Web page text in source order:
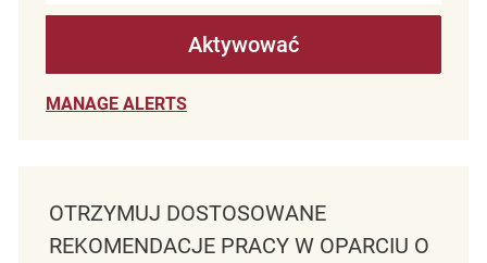
Aktywować
MANAGE ALERTS
OTRZYMUJ DOSTOSOWANE
REKOMENDACJE PRACY W OPARCIU O